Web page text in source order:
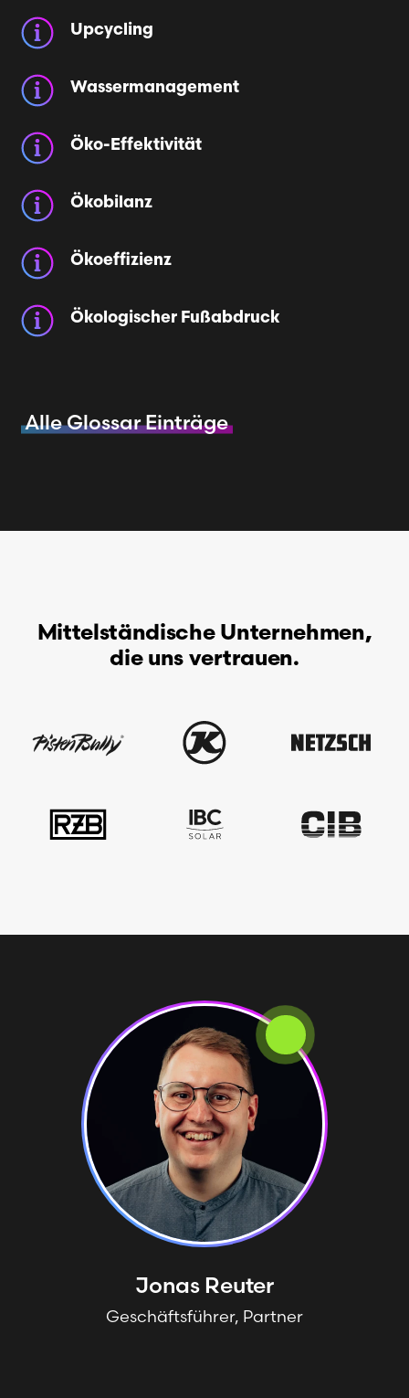
Upcycling
Wassermanagement
Öko-Effektivität
Ökobilanz
Ökoeffizienz
Ökologischer Fußabdruck
Alle Glossar Einträge
Mittelständische Unternehmen,
die uns vertrauen.
Jonas Reuter
Geschäftsführer, Partner